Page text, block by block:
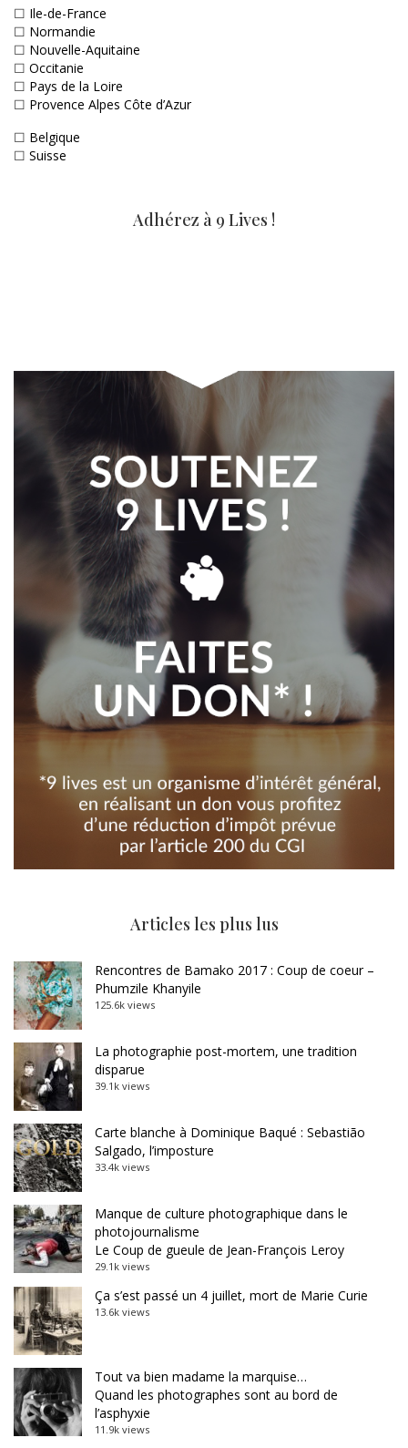
☐ Ile-de-France
☐ Normandie
☐ Nouvelle-Aquitaine
☐ Occitanie
☐ Pays de la Loire
☐ Provence Alpes Côte d’Azur
☐ Belgique
☐ Suisse
Adhérez à 9 Lives !
Articles les plus lus
Rencontres de Bamako 2017 : Coup de coeur –
Phumzile Khanyile
125.6k views
La photographie post-mortem, une tradition
disparue
39.1k views
Carte blanche à Dominique Baqué : Sebastião
Salgado, l’imposture
33.4k views
Manque de culture photographique dans le
photojournalisme
Le Coup de gueule de Jean-François Leroy
29.1k views
Ça s’est passé un 4 juillet, mort de Marie Curie
13.6k views
Tout va bien madame la marquise…
Quand les photographes sont au bord de
l’asphyxie
11.9k views